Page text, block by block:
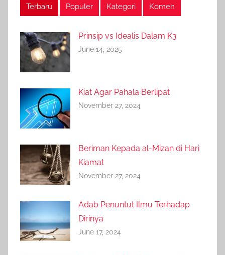
Terbaru Populer Kategori Komen
Prinsip vs Idealis Dalam K3
June 14, 2025
Kiat Agar Pahala Berlipat
November 27, 2024
Beriman Kepada al-Mizan di Hari
Kiamat
November 27, 2024
Adab Penuntut Ilmu Terhadap
Dirinya
June 17, 2024